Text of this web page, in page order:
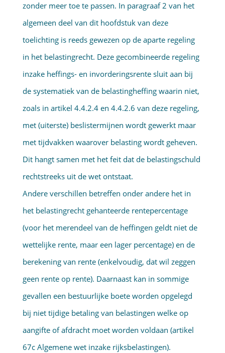
zonder meer toe te passen. In paragraaf 2 van het
algemeen deel van dit hoofdstuk van deze
toelichting is reeds gewezen op de aparte regeling
in het belastingrecht. Deze gecombineerde regeling
inzake heffings- en invorderingsrente sluit aan bij
de systematiek van de belastingheffing waarin niet,
zoals in artikel 4.4.2.4 en 4.4.2.6 van deze regeling,
met (uiterste) beslistermijnen wordt gewerkt maar
met tijdvakken waarover belasting wordt geheven.
Dit hangt samen met het feit dat de belastingschuld
rechtstreeks uit de wet ontstaat.
Andere verschillen betreffen onder andere het in
het belastingrecht gehanteerde rentepercentage
(voor het merendeel van de heffingen geldt niet de
wettelijke rente, maar een lager percentage) en de
berekening van rente (enkelvoudig, dat wil zeggen
geen rente op rente). Daarnaast kan in sommige
gevallen een bestuurlijke boete worden opgelegd
bij niet tijdige betaling van belastingen welke op
aangifte of afdracht moet worden voldaan (artikel
67c Algemene wet inzake rijksbelastingen).